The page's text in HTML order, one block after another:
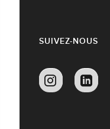
SUIVEZ-NOUS